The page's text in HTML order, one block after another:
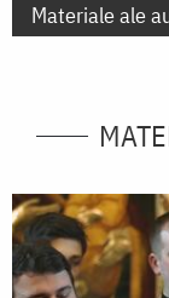
Materiale ale